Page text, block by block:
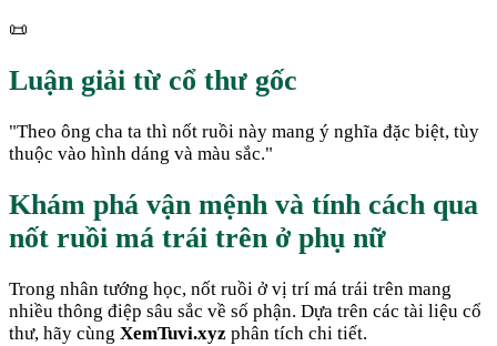
📜
Luận giải từ cổ thư gốc
"Theo ông cha ta thì nốt ruồi này mang ý nghĩa đặc biệt, tùy
thuộc vào hình dáng và màu sắc."
Khám phá vận mệnh và tính cách qua
nốt ruồi má trái trên ở phụ nữ
Trong nhân tướng học, nốt ruồi ở vị trí má trái trên mang
nhiều thông điệp sâu sắc về số phận. Dựa trên các tài liệu cổ
thư, hãy cùng XemTuvi.xyz phân tích chi tiết.